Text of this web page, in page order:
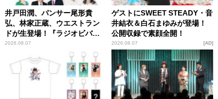
井戸田潤、パンサー尾形貴
弘、林家正蔵、ウエストラン
ドが生登場！『ラジオビバリ
ー昼ズ』
2026.08.07
ゲストにSWEET STEADY・音
井結衣＆白石まゆみが登場！
公開収録で素顔全開！
2026.08.07 AD